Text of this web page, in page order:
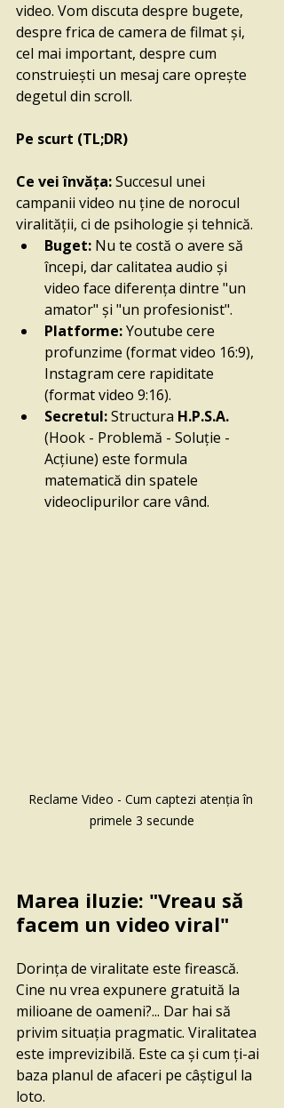
video. Vom discuta despre bugete,
despre frica de camera de filmat și,
cel mai important, despre cum
construiești un mesaj care oprește
degetul din scroll.
Pe scurt (TL;DR)
Ce vei învăța: Succesul unei
campanii video nu ține de norocul
viralității, ci de psihologie și tehnică.
Buget: Nu te costă o avere să
începi, dar calitatea audio și
video face diferența dintre "un
amator" și "un profesionist".
Platforme: Youtube cere
profunzime (format video 16:9),
Instagram cere rapiditate
(format video 9:16).
Secretul: Structura H.P.S.A.
(Hook - Problemă - Soluție -
Acțiune) este formula
matematică din spatele
videoclipurilor care vând.
Reclame Video - Cum captezi atenția în
primele 3 secunde
Marea iluzie: "Vreau să
facem un video viral"
Dorința de viralitate este firească.
Cine nu vrea expunere gratuită la
milioane de oameni?... Dar hai să
privim situația pragmatic. Viralitatea
este imprevizibilă. Este ca și cum ți-ai
baza planul de afaceri pe câștigul la
loto.